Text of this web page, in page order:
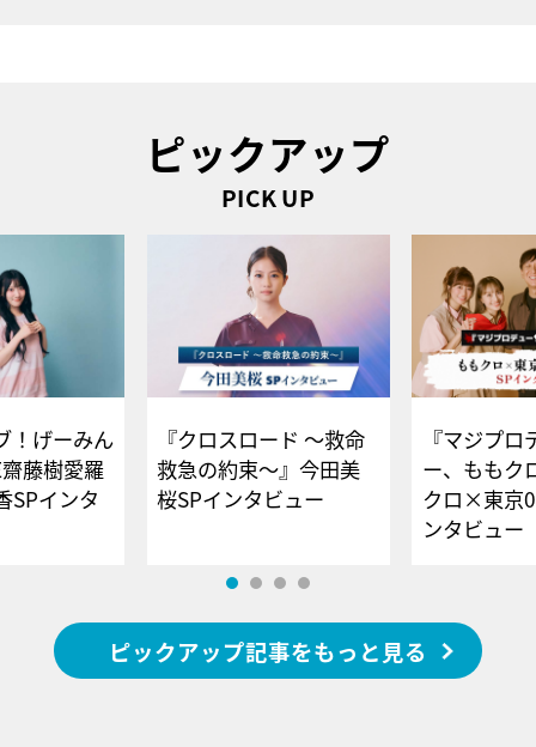
ピックアップ
PICK UP
！げーみん
藤樹愛羅
SPインタ
『クロスロード ～救命
救急の約束～』今田美
桜SPインタビュー
『マジプロ
ー、ももク
クロ×東京
ンタビュー
ピックアップ記事をもっと見る